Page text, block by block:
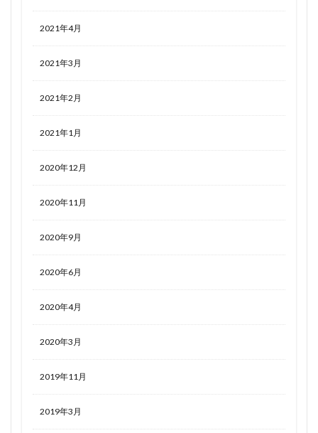
2021年4月
2021年3月
2021年2月
2021年1月
2020年12月
2020年11月
2020年9月
2020年6月
2020年4月
2020年3月
2019年11月
2019年3月